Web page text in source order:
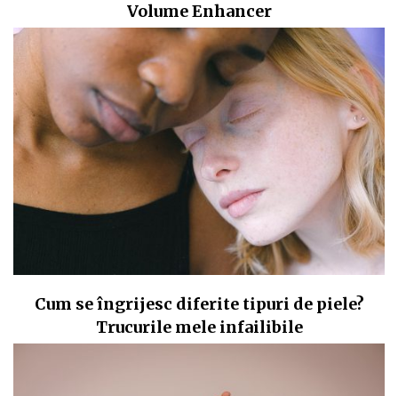
Volume Enhancer
Cum se îngrijesc diferite tipuri de piele?
Trucurile mele infailibile